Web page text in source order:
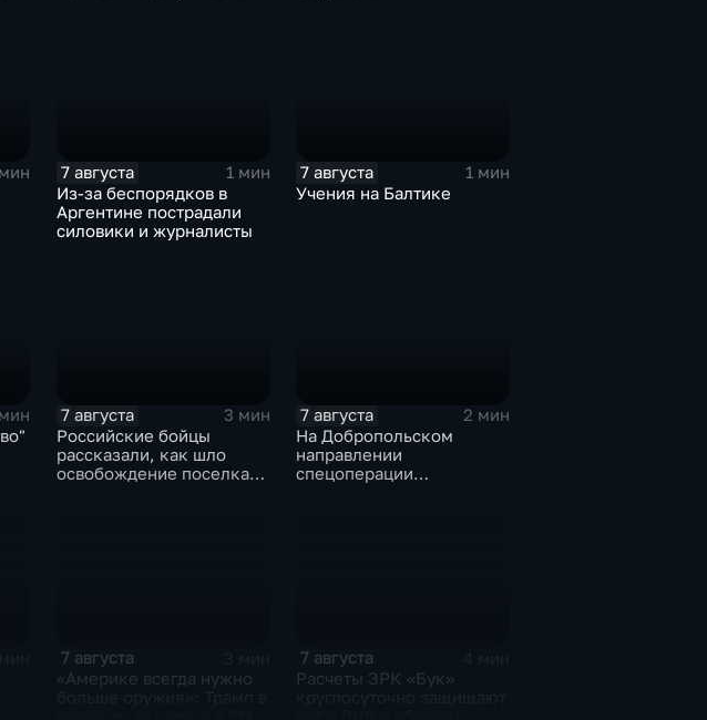
7 августа
1 мин
Из-за беспорядков в
Аргентине пострадали
силовики и журналисты
7 августа
1 мин
Учения на Балтике
7 августа
3 мин
Российские бойцы
рассказали, как шло
освобождение поселка
7 августа
2 мин
На Добропольском
направлении
спецоперации
7 августа
«Америке всегда нужно
7 августа
Расчеты ЗРК «Бук»